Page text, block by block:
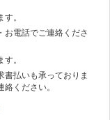
。
電話でご連絡くださ
。
払いも承っておりま
ください。